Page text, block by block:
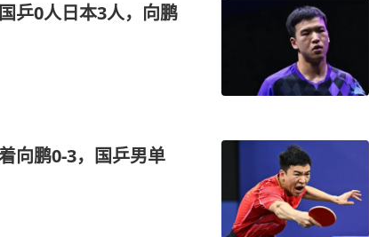
乒0人日本3人，向鹏
向鹏0-3，国乒男单